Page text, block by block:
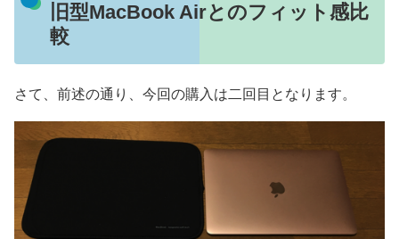
旧型MacBook Airとのフィット感比
較
さて、前述の通り、今回の購入は二回目となります。